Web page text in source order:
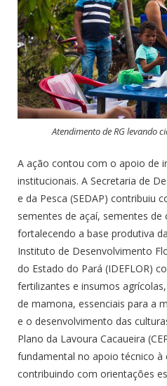
Atendimento de RG levando
A ação contou com o apoio de
institucionais. A Secretaria de
e da Pesca (SEDAP) contribuiu
sementes de açaí, sementes de
fortalecendo a base produtiva
Instituto de Desenvolvimento
do Estado do Pará (IDEFLOR)
fertilizantes e insumos
de mamona, essenciais para a
e o desenvolvimento das
Plano da Lavoura Cacaueira
fundamental no apoio técnico à
contribuindo com orientações